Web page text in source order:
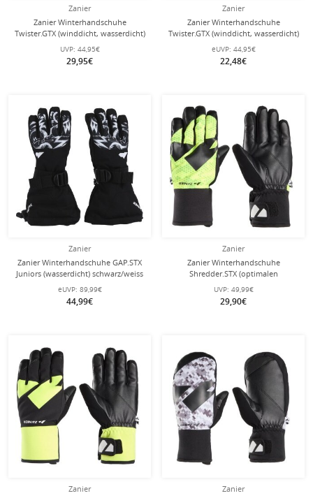
Zanier
Zanier Winterhandschuhe
Twister.GTX (winddicht, wasserdicht)
schwarz Kinder
UVP: 44,95€
29,95€
Zanier
Zanier Winterhandschuhe
Twister.GTX (winddicht, wasserdicht)
rosa/schwarz Kinder
eUVP: 44,95€
22,48€
Zanier
Zanier Winterhandschuhe GAP.STX
Juniors (wasserdicht) schwarz/weiss
eUVP: 89,99€
44,99€
Zanier
Zanier Winterhandschuhe
Shredder.STX (optimalen
Tragekomfort) schwarz/limegrün
Kinder
UVP: 49,99€
29,90€
Zanier
Zanier